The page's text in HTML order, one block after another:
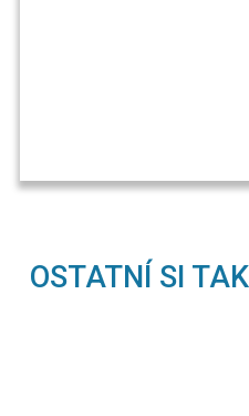
OSTATNÍ SI